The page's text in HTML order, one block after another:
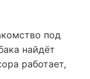
под
найдёт
работает,